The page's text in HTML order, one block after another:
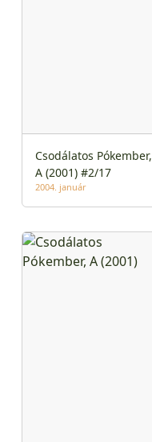
Csodálatos Pókember,
A (2001) #2/17
2004. január